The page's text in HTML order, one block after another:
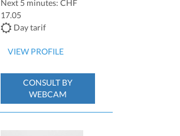
Next 5 minutes: CHF
17.05
Day tarif
VIEW PROFILE
CONSULT BY
WEBCAM